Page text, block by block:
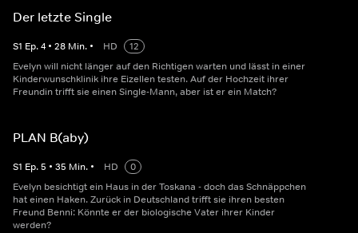
Der letzte Single
S1 Ep.4 • 28 Min. • HD
12
Evelyn will nicht länger auf den Richtigen warten und lässt in einer
Kinderwunschklinik ihre Eizellen testen. Auf der Hochzeit ihrer
Freundin trifft sie einen Single-Mann, aber ist er ein Match?
PLAN B(aby)
S1 Ep.5 • 35 Min. • HD
0
Evelyn besichtigt ein Haus in der Toskana - doch das Schnäppchen
hat einen Haken. Zurück in Deutschland trifft sie ihren besten
Freund Benni: Könnte er der biologische Vater ihrer Kinder
werden?